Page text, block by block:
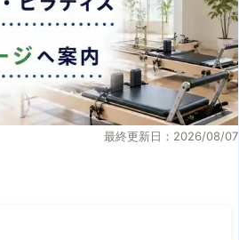
最終更新日：2026/08/07